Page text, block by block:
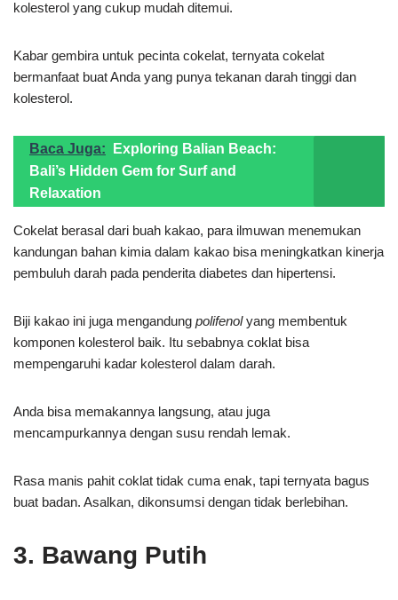
kolesterol yang cukup mudah ditemui.
Kabar gembira untuk pecinta cokelat, ternyata cokelat
bermanfaat buat Anda yang punya tekanan darah tinggi dan
kolesterol.
Baca Juga:
Exploring Balian Beach:
Bali’s Hidden Gem for Surf and
Relaxation
Cokelat berasal dari buah kakao, para ilmuwan menemukan
kandungan bahan kimia dalam kakao bisa meningkatkan kinerja
pembuluh darah pada penderita diabetes dan hipertensi.
Biji kakao ini juga mengandung polifenolyang membentuk
komponen kolesterol baik. Itu sebabnya coklat bisa
mempengaruhi kadar kolesterol dalam darah.
Anda bisa memakannya langsung, atau juga
mencampurkannya dengan susu rendah lemak.
Rasa manis pahit coklat tidak cuma enak, tapi ternyata bagus
buat badan. Asalkan, dikonsumsi dengan tidak berlebihan.
3. Bawang Putih